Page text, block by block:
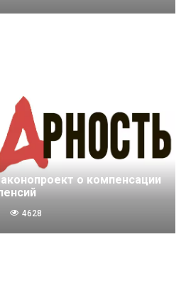
о компенсации
4628